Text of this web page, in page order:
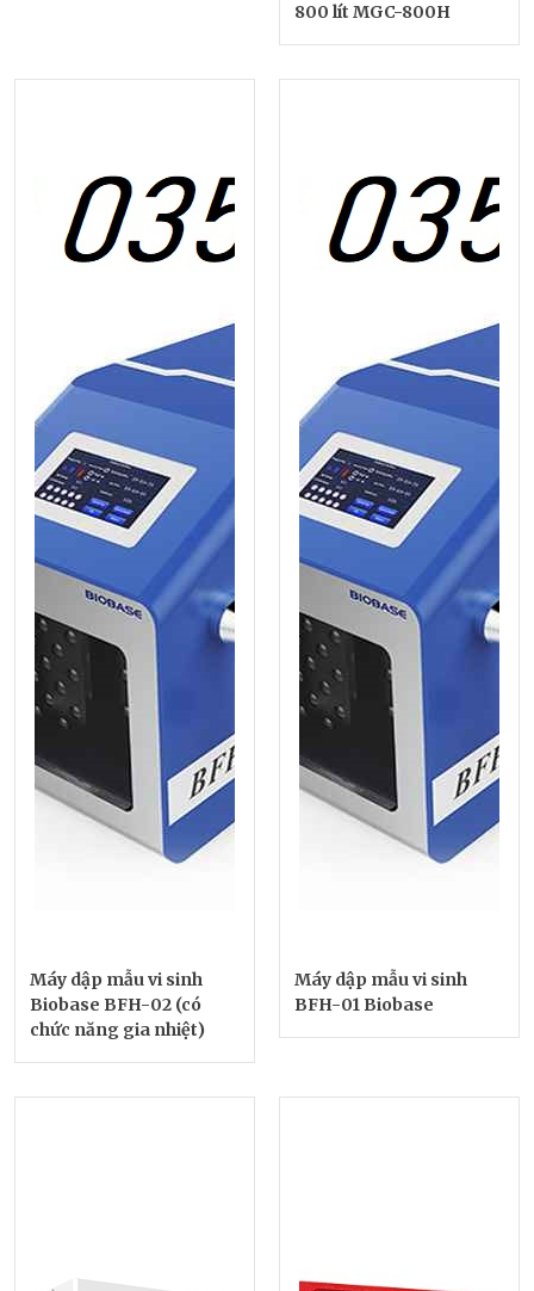
800 lít MGC-800H
Máy dập mẫu vi sinh
Biobase BFH-02 (có
chức năng gia nhiệt)
Máy dập mẫu vi sinh
BFH-01 Biobase